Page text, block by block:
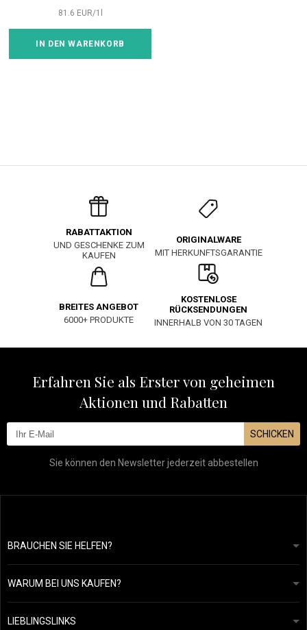
81.6 EUR/1
IN DEN WARENKORB
RABATTAKTION
UND GESCHENKE ZUM
KAUFEN
ORIGINALWARE
MIT HERKUNFTSGARANTIE
BREITES ANGEBOT
6000+ PRODUKTE
KOSTENLOSE
RÜCKSENDUNGEN
INNERHALB VON 30 TAGEN
Erfahren Sie als Erster von geheimen
Aktionen und Rabatten
SCHICKEN
Sie können den Newsletter jederzeit abbestellen
BRAUCHEN SIE HELFEN?
info@mapeja.de
Wir werden innerhalb von 24 Stunden antworten.
WARUM BEI UNS KAUFEN?
Allgemeine geschäftsbedingungen
Datenschutzerklärung
Übersicht über Zahlungen und Versand
Rückgabe von Waren
LIEBLINGSLINKS
Unsere Geschichte